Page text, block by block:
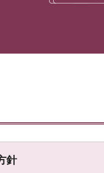
針